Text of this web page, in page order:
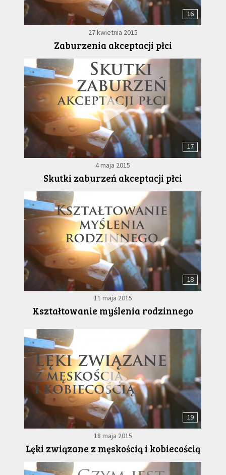
16
27 kwietnia 2015
Zaburzenia akceptacji płci
17
4 maja 2015
Skutki zaburzeń akceptacji płci
18
11 maja 2015
Kształtowanie myślenia rodzinnego
19
18 maja 2015
Lęki związane z męskością i kobiecością